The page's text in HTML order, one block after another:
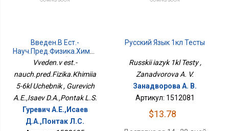
Введен.в Ест.-
Науч.пред.Физика.Химия
5-6кл Учебник
Vveden.v est.-
nauch.pred.Fizika.Khimiia
5-6kl Uchebnik , Gurevich
A.E.,Isaev D.A.,Pontak L.S.
Гуревич А.Е.,Исаев
Д.А.,Понтак Л.С.
Русский Язык 1кл Тесты
Russkii iazyk 1kl Testy ,
Zanadvorova A. V.
Занадворова А. В.
Артикул: 1512081
$13.78